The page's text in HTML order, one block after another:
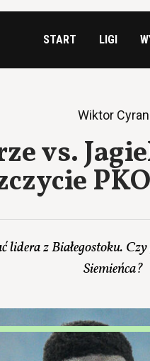
START LIGI
Wiktor Cyran
vs.
z Białegostoku.
Siemieńca?